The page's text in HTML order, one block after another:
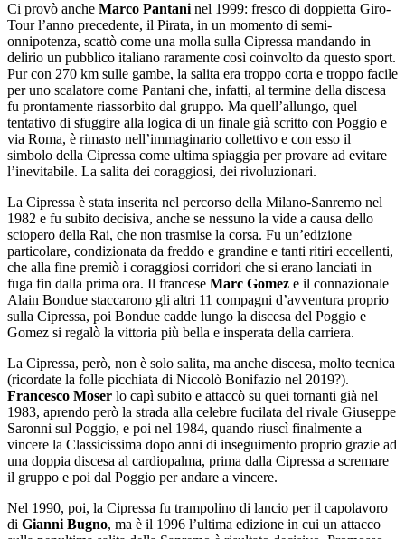
Ci provò anche Marco Pantani nel 1999: fresco di doppietta Giro-
Tour l’anno precedente, il Pirata, in un momento di semi-
onnipotenza, scattò come una molla sulla Cipressa mandando in
delirio un pubblico italiano raramente così coinvolto da questo sport.
Pur con 270 km sulle gambe, la salita era troppo corta e troppo facile
per uno scalatore come Pantani che, infatti, al termine della discesa
fu prontamente riassorbito dal gruppo. Ma quell’allungo, quel
tentativo di sfuggire alla logica di un finale già scritto con Poggio e
via Roma, è rimasto nell’immaginario collettivo e con esso il
simbolo della Cipressa come ultima spiaggia per provare ad evitare
l’inevitabile. La salita dei coraggiosi, dei rivoluzionari.
La Cipressa è stata inserita nel percorso della Milano-Sanremo nel
1982 e fu subito decisiva, anche se nessuno la vide a causa dello
sciopero della Rai, che non trasmise la corsa. Fu un’edizione
particolare, condizionata da freddo e grandine e tanti ritiri eccellenti,
che alla fine premiò i coraggiosi corridori che si erano lanciati in
fuga fin dalla prima ora. Il francese Marc Gomez e il connazionale
Alain Bondue staccarono gli altri 11 compagni d’avventura proprio
sulla Cipressa, poi Bondue cadde lungo la discesa del Poggio e
Gomez si regalò la vittoria più bella e insperata della carriera.
La Cipressa, però, non è solo salita, ma anche discesa, molto tecnica
(ricordate la folle picchiata di Niccolò Bonifazio nel 2019?).
Francesco Moser lo capì subito e attaccò su quei tornanti già nel
1983, aprendo però la strada alla celebre fucilata del rivale Giuseppe
Saronni sul Poggio, e poi nel 1984, quando riuscì finalmente a
vincere la Classicissima dopo anni di inseguimento proprio grazie ad
una doppia discesa al cardiopalma, prima dalla Cipressa a scremare
il gruppo e poi dal Poggio per andare a vincere.
Nel 1990, poi, la Cipressa fu trampolino di lancio per il capolavoro
di Gianni Bugno, ma è il 1996 l’ultima edizione in cui un attacco